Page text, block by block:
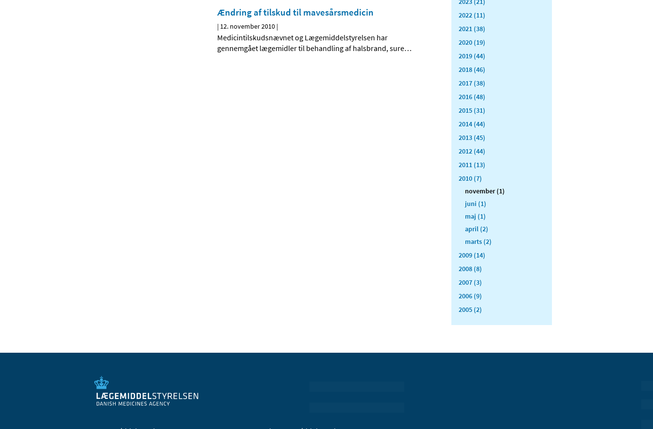
Ændring af tilskud til mavesårsmedicin
| 12. november 2010 |
Medicintilskudsnævnet og Lægemiddelstyrelsen har
gennemgået lægemidler til behandling af halsbrand, sure…
2022 (11)
2021 (38)
2020 (19)
2019 (44)
2018 (46)
2017 (38)
2016 (48)
2015 (31)
2014 (44)
2013 (45)
2012 (44)
2011 (13)
2010 (7)
november (1)
juni (1)
maj (1)
april (2)
marts (2)
2009 (14)
2008 (8)
2007 (3)
2006 (9)
2005 (2)